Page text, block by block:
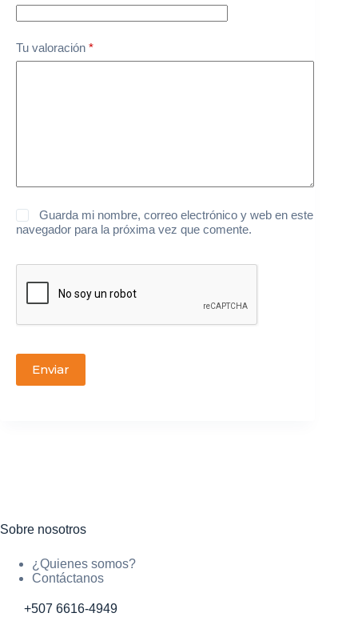
Tu valoración *
Guarda mi nombre, correo electrónico y web en este
navegador para la próxima vez que comente.
Enviar
Sobre nosotros
¿Quienes somos?
Contáctanos
+507 6616-4949